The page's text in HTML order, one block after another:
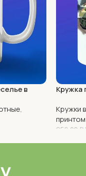
в
,
Кружка
Кружки
принтом
950,00 ₽
В